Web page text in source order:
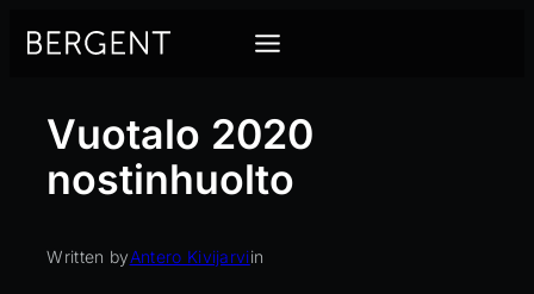
sisältöön
Vuotalo 2020
nostinhuolto
Written byAntero Kivijarviin